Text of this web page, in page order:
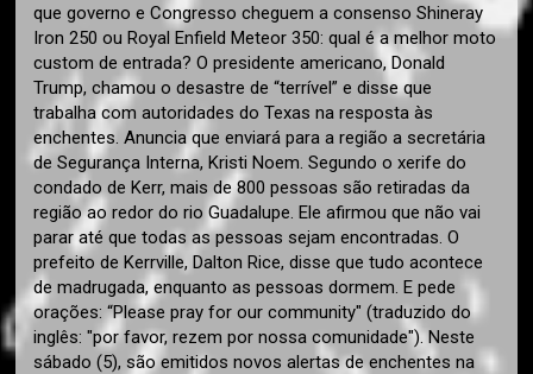
que governo e Congresso cheguem a consenso Shineray
Iron 250 ou Royal Enfield Meteor 350: qual é a melhor moto
custom de entrada? O presidente americano, Donald
Trump, chamou o desastre de “terrível” e disse que
trabalha com autoridades do Texas na resposta às
enchentes. Anuncia que enviará para a região a secretária
de Segurança Interna, Kristi Noem. Segundo o xerife do
condado de Kerr, mais de 800 pessoas são retiradas da
região ao redor do rio Guadalupe. Ele afirmou que não vai
parar até que todas as pessoas sejam encontradas. O
prefeito de Kerrville, Dalton Rice, disse que tudo acontece
de madrugada, enquanto as pessoas dormem. E pede
orações: “Please pray for our community" (traduzido do
inglês: "por favor, rezem por nossa comunidade"). Neste
sábado (5), são emitidos novos alertas de enchentes na